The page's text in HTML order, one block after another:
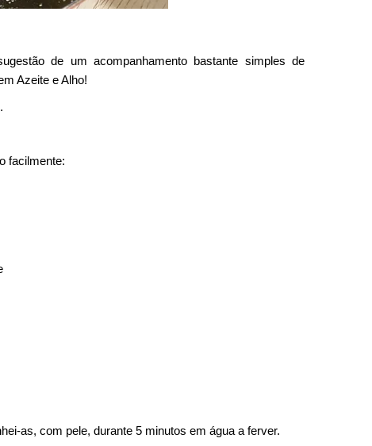
de um acompanhamento bastante simples de
Azeite e Alho!
facilmente:
as, com pele, durante 5 minutos em água a ferver.